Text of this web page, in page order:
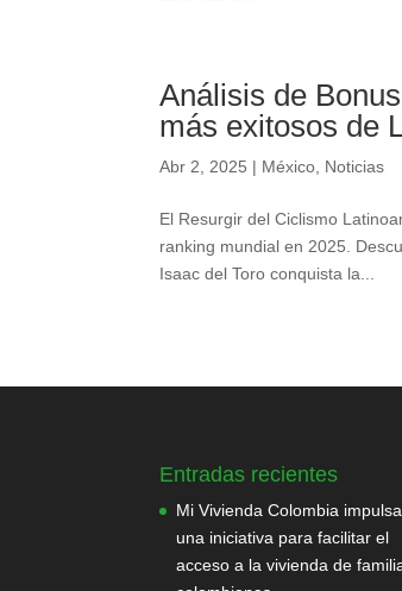
Análisis de
más exitosos de
Abr 2, 2025 | México Noticias
El Resurgir del Ciclismo
ranking mundial en 2025.
Isaac del Toro conquista la...
Entradas recientes
Mi Vivienda Colombia impulsa
una iniciativa para facilitar el
acceso a la vivienda de